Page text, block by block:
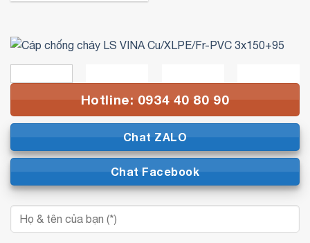
Hotline: 0934 40 80 90
Chat ZALO
Chat Facebook